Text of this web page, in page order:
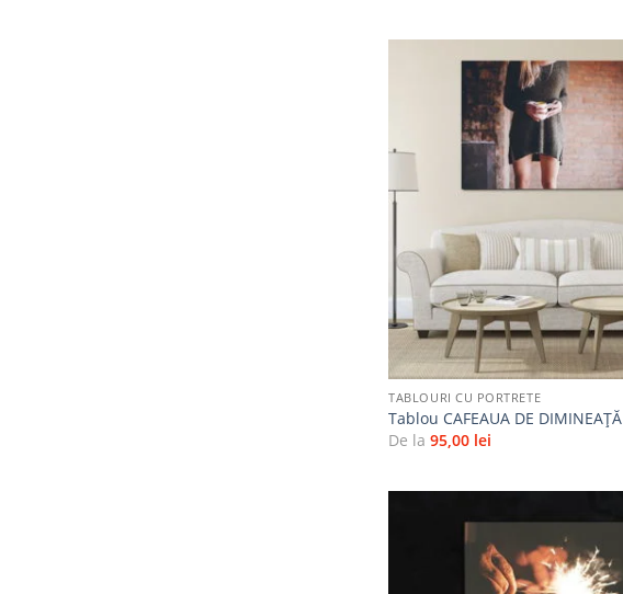
TABLOURI CU PORTRETE
Tablou CAFEAUA DE DIMINEAŢĂ
De la95,00 lei